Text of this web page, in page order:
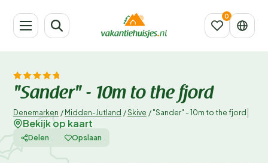
"Sander" - 10m to the fjord
Denemarken / Midden-Jutland /Skive / "Sander" - 10m to the fjord
Bekijk op kaart
Delen Opslaan